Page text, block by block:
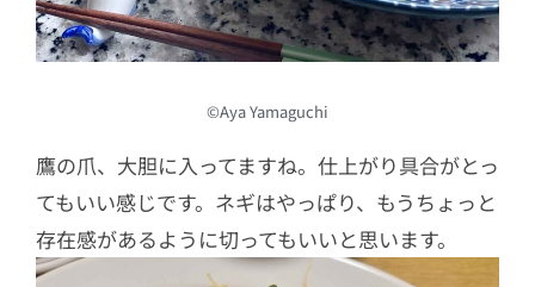
©Aya Yamaguchi
鷹の爪、大胆に入ってますね。仕上がり具合がとっ
てもいい感じです。ネギはやっぱり、もうちょっと
存在感があるように切ってもいいと思います。